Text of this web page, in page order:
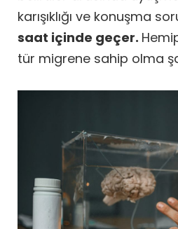
karışıklığı ve konuşma
saat içinde geçer.
tür migrene sahip olma